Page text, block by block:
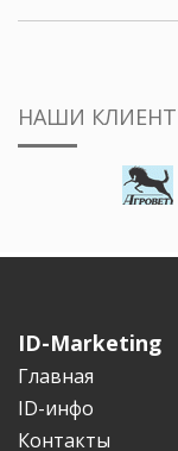
НАШИ
ID-Marketing
Главная
ID-инфо
Контакты